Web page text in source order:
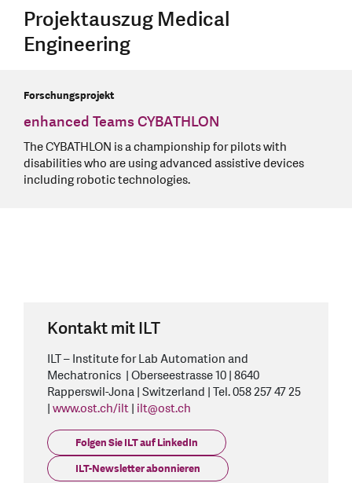
Projektauszug Medical
Engineering
Forschungsprojekt
enhanced Teams CYBATHLON
The CYBATHLON is a championship for pilots with
disabilities who are using advanced assistive devices
including robotic technologies.
Kontakt mit ILT
ILT – Institute for Lab Automation and
Mechatronics | Oberseestrasse 10 | 8640
Rapperswil-Jona | Switzerland | Tel. 058 257 47 25
|www.ost.ch/ilt| ilt@ost.ch
Folgen Sie ILT auf LinkedIn
ILT-Newsletter abonnieren